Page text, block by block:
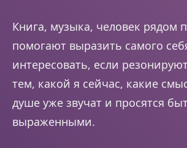
Книга, музыка, человек рядом
помогают выразить самого
интересовать, если
тем, какой я сейчас, какие
душе уже звучат и просятся
выраженными.